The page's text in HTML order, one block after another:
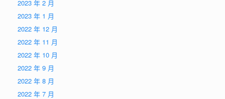
2023 年 2 月
2023 年 1 月
2022 年 12 月
2022 年 11 月
2022 年 10 月
2022 年 9 月
2022 年 8 月
2022 年 7 月